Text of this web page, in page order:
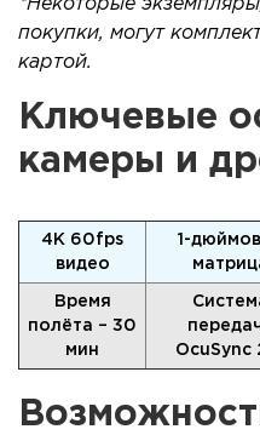
*Некоторые
покупки, могут
картой.
Ключевые
камеры и
4K 60fps
видео
1-
Время
полёта – 30
мин
OcuSync